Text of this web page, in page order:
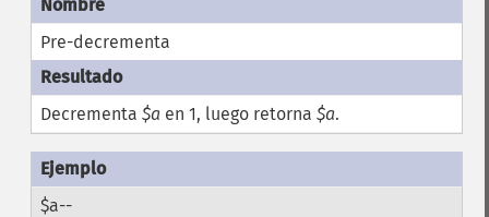
Pre-decrementa
Decrementa $a en 1, luego retorna $a.
$a--